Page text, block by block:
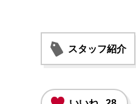
スタッフ紹介